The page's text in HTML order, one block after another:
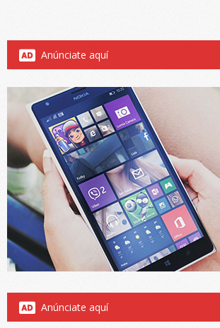
Anúnciate aquí
Anúnciate aquí